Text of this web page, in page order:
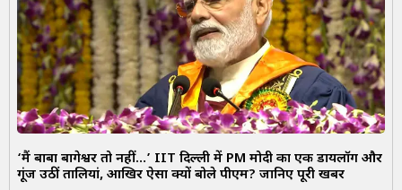
‘मैं बाबा बागेश्वर तो नहीं…’ IIT दिल्ली में PM मोदी का एक डायलॉग और
गूंज उठीं तालियां, आखिर ऐसा क्यों बोले पीएम? जानिए पूरी खबर